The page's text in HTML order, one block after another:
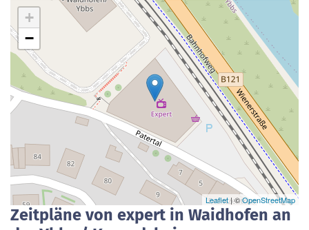
+
−
Leaflet| ©OpenStreetMap
Zeitpläne von expert in Waidhofen an